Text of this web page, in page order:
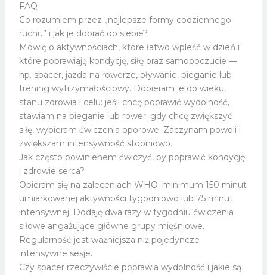
FAQ
Co rozumiem przez „najlepsze formy codziennego
ruchu” i jak je dobrać do siebie?
Mówię o aktywnościach, które łatwo wpleść w dzień i
które poprawiają kondycję, siłę oraz samopoczucie —
np. spacer, jazda na rowerze, pływanie, bieganie lub
trening wytrzymałościowy. Dobieram je do wieku,
stanu zdrowia i celu: jeśli chcę poprawić wydolność,
stawiam na bieganie lub rower; gdy chcę zwiększyć
siłę, wybieram ćwiczenia oporowe. Zaczynam powoli i
zwiększam intensywność stopniowo.
Jak często powinienem ćwiczyć, by poprawić kondycję
i zdrowie serca?
Opieram się na zaleceniach WHO: minimum 150 minut
umiarkowanej aktywności tygodniowo lub 75 minut
intensywnej. Dodaję dwa razy w tygodniu ćwiczenia
siłowe angażujące główne grupy mięśniowe.
Regularność jest ważniejsza niż pojedyncze
intensywne sesje.
Czy spacer rzeczywiście poprawia wydolność i jakie są